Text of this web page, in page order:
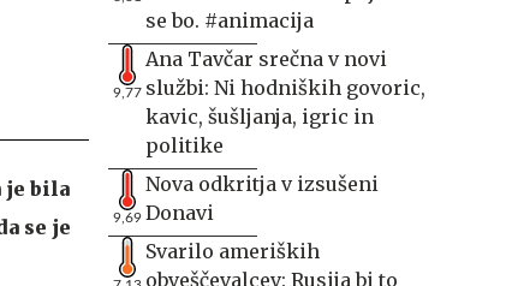
je bila
se je
se bo. #animacija
9,77
Ana Tavčar srečna v novi
službi: Ni hodniških govoric,
kavic, šušljanja, igric in
politike
9,69
Nova odkritja v izsušeni
Donavi
Svarilo ameriških
obveščevalcev: Rusija bi to